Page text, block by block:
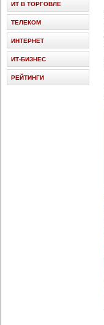
ИТ В ТОРГОВЛЕ
ТЕЛЕКОМ
ИНТЕРНЕТ
ИТ-БИЗНЕС
РЕЙТИНГИ